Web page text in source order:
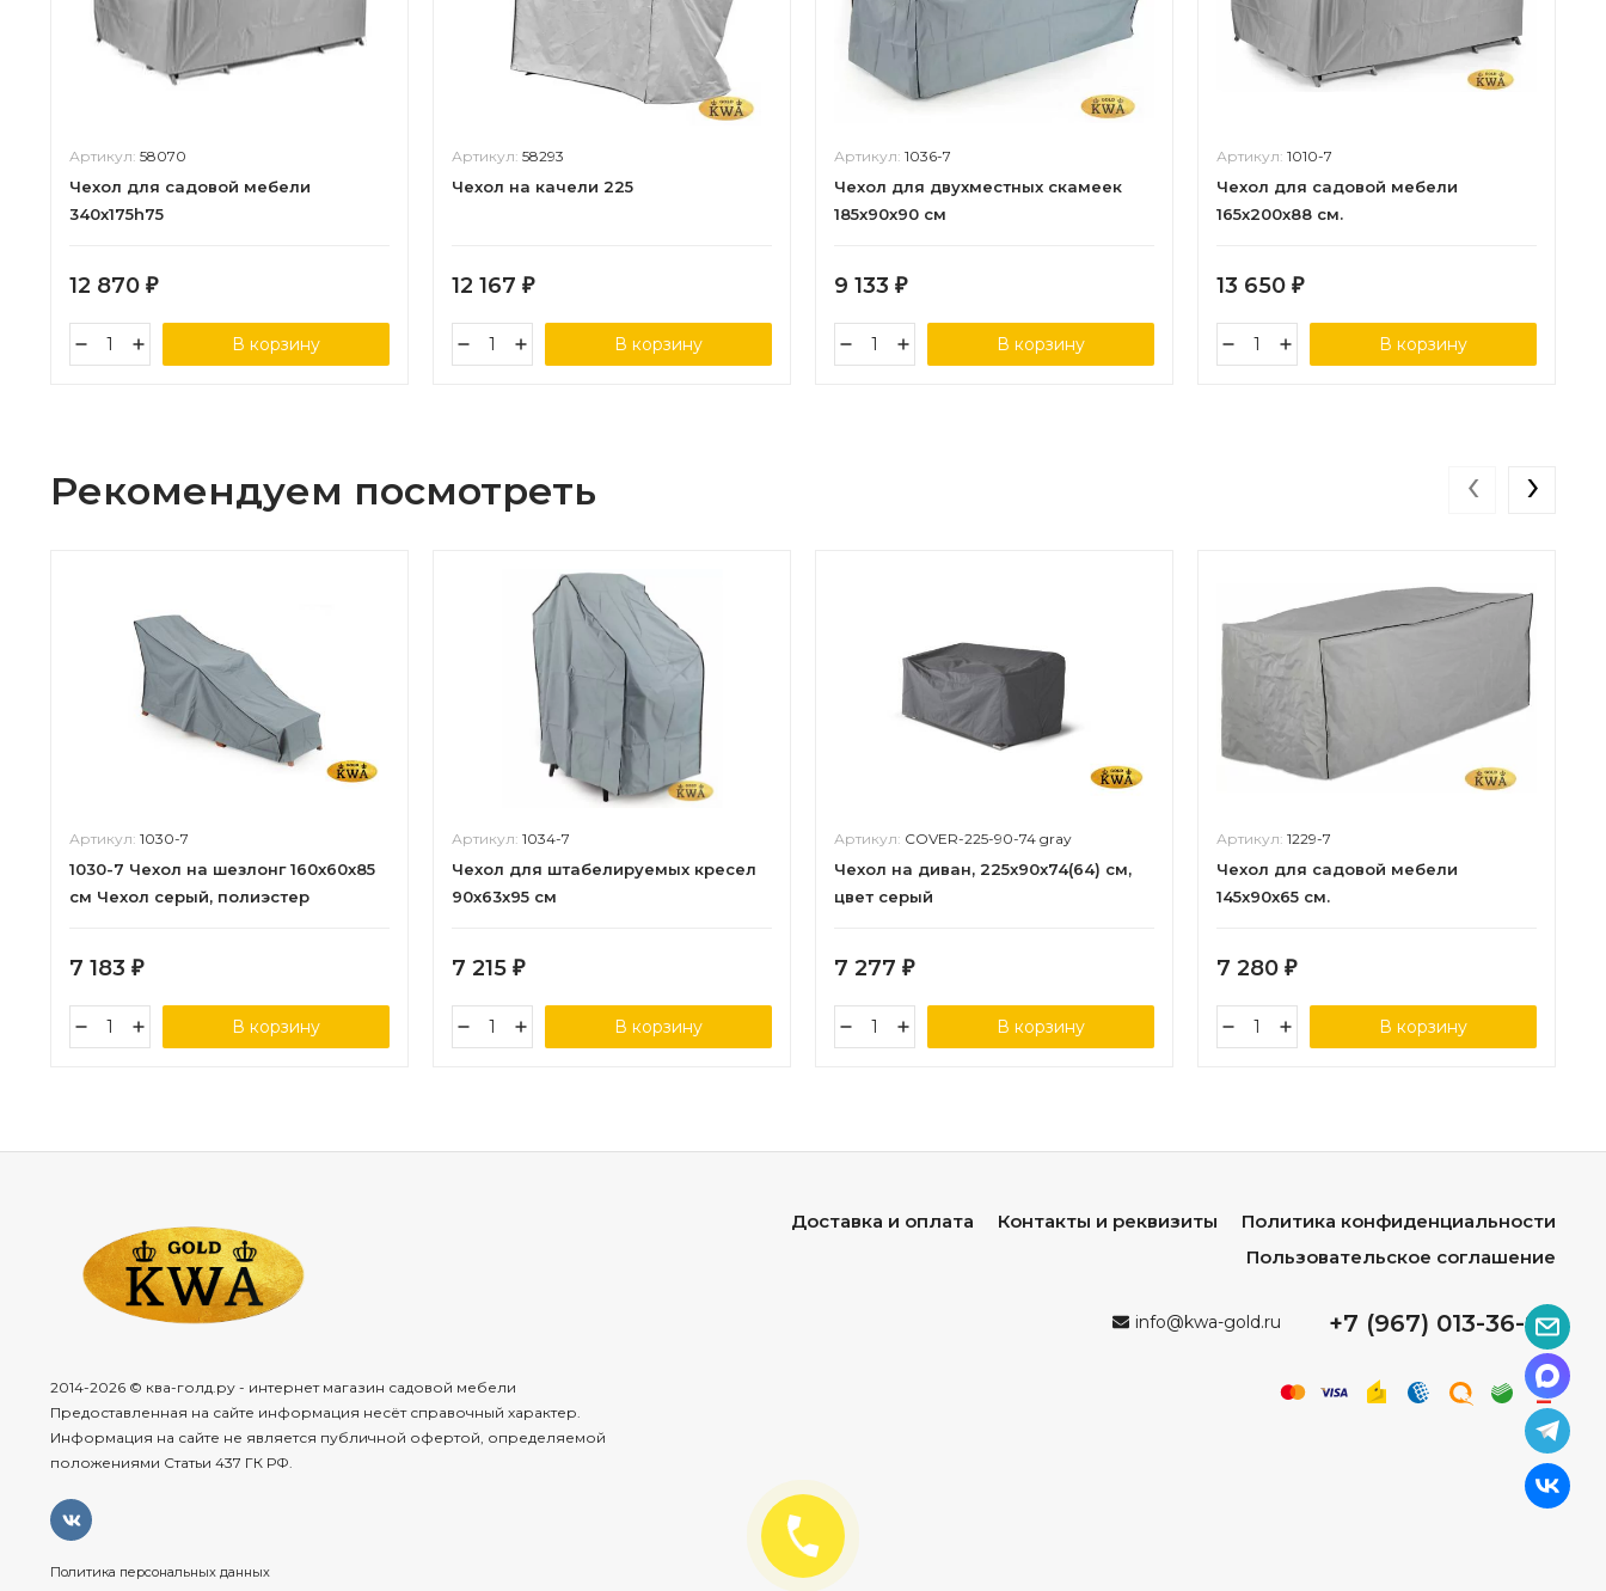
Артикул: 58070
Чехол для садовой мебели
340х175h75
12 870 ₽
В корзину
Артикул: 58293
Чехол на качели 225
12 167 ₽
В корзину
Артикул: 1036-7
Чехол для двухместных скамеек
185x90x90 см
9 133 ₽
В корзину
Артикул: 1010-7
Чехол для садовой мебели
165х200х88 см.
13 650 ₽
В корзину
Рекомендуем посмотреть
Артикул: 1030-7
1030-7 Чехол на шезлонг 160x60х85
см Чехол серый, полиэстер
7 183 ₽
В корзину
Артикул: 1034-7
Чехол для штабелируемых кресел
90х63х95 см
7 215 ₽
В корзину
Артикул: COVER-225-90-74 gray
Чехол на диван, 225x90x74(64) см,
цвет серый
7 277 ₽
В корзину
Артикул: 1229-7
Чехол для садовой мебели
145x90x65 см.
7 280 ₽
В корзину
‹ ›
2014-2026 © ква-голд.ру - интернет магазин садовой мебели
Предоставленная на сайте информация несёт справочный характер.
Информация на сайте не является публичной офертой, определяемой
положениями Статьи 437 ГК РФ.
Политика персональных данных
Доставка и оплата Контакты и реквизиты
Политика конфиденциальности
Пользовательское соглашение
info@kwa-gold.ru +7 (967) 013-36-96